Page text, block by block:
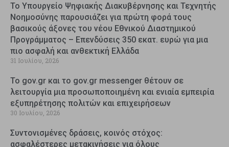
Το Υπουργείο Ψηφιακής Διακυβέρνησης και Τεχνητής
Νοημοσύνης παρουσιάζει για πρώτη φορά τους
βασικούς άξονες του νέου Εθνικού Διαστημικού
Προγράμματος – Επενδύσεις 350 εκατ. ευρώ για μια
πιο ασφαλή και ανθεκτική Ελλάδα
31 Ιουλίου, 2026
Το gov.gr και το gov.gr messenger θέτουν σε
λειτουργία μια προσωποποιημένη και ενιαία εμπειρία
εξυπηρέτησης πολιτών και επιχειρήσεων
30 Ιουλίου, 2026
Συντονισμένες δράσεις, κοινός στόχος:
ασφαλέστερες μετακινήσεις για όλους